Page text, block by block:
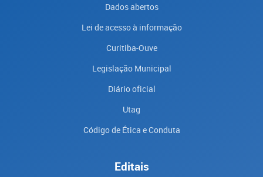
Dados abertos
Lei de acesso à informação
Curitiba-Ouve
Legislação Municipal
Diário oficial
Utag
Código de Ética e Conduta
Editais